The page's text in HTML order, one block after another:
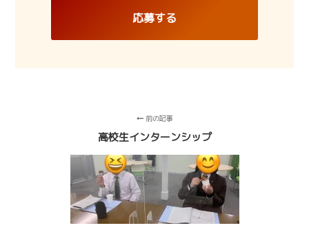
応募する
前の記事
高校生インターンシップ